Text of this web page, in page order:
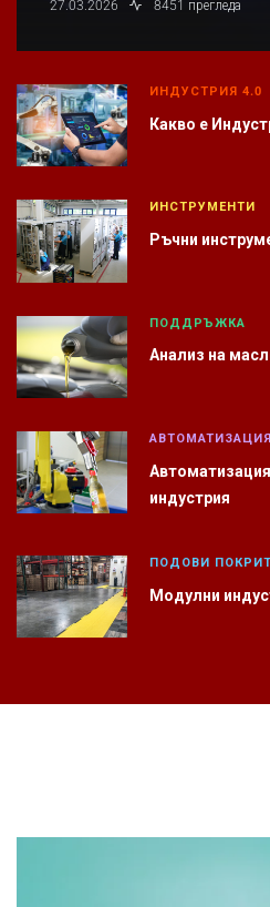
27.03.2026 8451 прегледа
ИНДУСТРИЯ 4.0
Какво е
ИНСТРУМЕНТИ
Ръчни
ПОДДРЪЖКА
Анализ на
АВТОМАТИЗАЦИЯ
индустрия
ПОДОВИ
Модулни